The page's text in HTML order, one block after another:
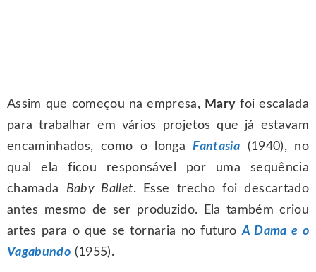
Assim que começou na empresa, Mary foi escalada
para trabalhar em vários projetos que já estavam
encaminhados, como o longaFantasia (1940), no
qual ela ficou responsável por uma sequência
chamada Baby Ballet. Esse trecho foi descartado
antes mesmo de ser produzido. Ela também criou
artes para o que se tornaria no futuroA Dama e o
Vagabundo (1955).